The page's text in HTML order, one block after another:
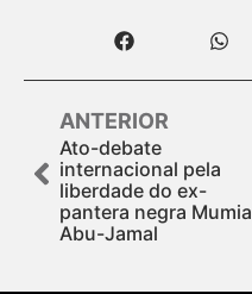
ANTERIOR
Ato-debate
internacional pela
liberdade do ex-
pantera negra Mumia
Abu-Jamal